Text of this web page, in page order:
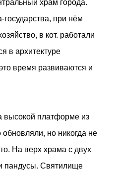
храм города.
при нём
в кот. работали
в архитектуре
время развиваются и
платформе из
но никогда не
На верх храма с двух
пандусы. Святилище